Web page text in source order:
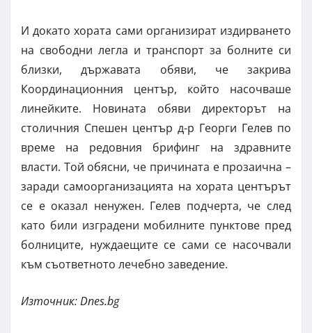
И докато хората сами организират издирването
на свободни легла и транспорт за болните си
близки, държавата обяви, че закрива
Координационния център, който насочваше
линейките. Новината обяви директорът на
столичния Спешен център д-р Георги Гелев по
време на редовния брифинг на здравните
власти. Той обясни, че причината е прозаична –
заради самоорганизацията на хората центърът
се е оказал ненужен. Гелев подчерта, че след
като били изградени мобилните пунктове пред
болниците, нуждаещите се сами се насочвали
към съответното лечебно заведение.
Източник: Dnes.bg